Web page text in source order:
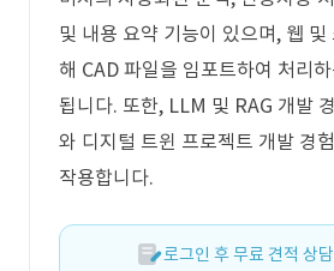
및 내용 요약 기능이 있으며, 웹 및
해 CAD 파일을 임포트하여 처리
됩니다. 또한, LLM 및 RAG 개발
와 디지털 트윈 프로젝트 개발 경
작용합니다.
로그인 후 무료 견적 상